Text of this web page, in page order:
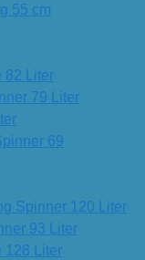
55 cm
82 Liter
79 Liter
69
Spinner 120 Liter
93 Liter
128 Liter